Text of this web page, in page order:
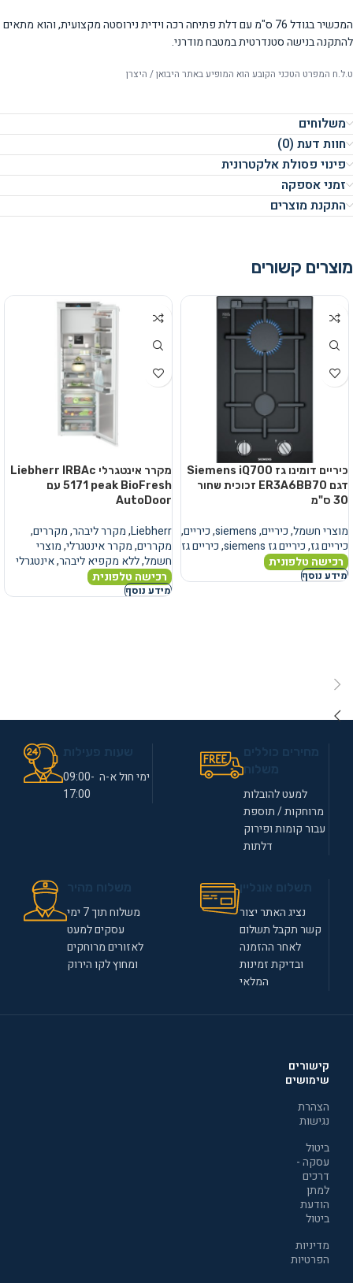
המכשיר בגודל 76 ס"מ עם דלת פתיחה רכה וידית נירוסטה מקצועית, והוא מתאים
להתקנה בנישה סטנדרטית במטבח מודרני.
ט.ל.ח המפרט הטכני הקובע הוא המופיע באתר היבואן / היצרן
משלוחים
חוות דעת (0)
פינוי פסולת אלקטרונית
זמני אספקה
התקנת מוצרים
מוצרים קשורים
כיריים דומינו גז Siemens iQ700
דגם ER3A6BB70 זכוכית שחור
30 ס"מ
מוצרי חשמל,כיריים,
siemens
,כיריים,
כיריים גז,כיריים גז siemens ,כיריים גז
רכישה טלפונית
מידע נוסף
מקרר אינטגרלי Liebherr IRBAc
5171 peak BioFresh עם
AutoDoor
Liebherr
,מקרר ליבהר,מקררים,
מקררים,מקרר אינטגרלי,מוצרי
חשמל,ללא מקפיא ליבהר,אינטגרלי
רכישה טלפונית
מידע נוסף
למעט להובלות
מרוחקות / תוספת
עבור קומות ופירוק
דלתות
ימי חול א-ה 09:00-
17:00
נציג האתר יצור
קשר תקבל תשלום
לאחר ההזמנה
ובדיקת זמינות
המלאי
משלוח תוך 7 ימי
עסקים למעט
לאזורים מרוחקים
ומחוץ לקו הירוק
קישורים
שימושים
הצהרת
נגישות
ביטול
עסקה -
דרכים
למתן
הודעת
ביטול
מדיניות
הפרטיות